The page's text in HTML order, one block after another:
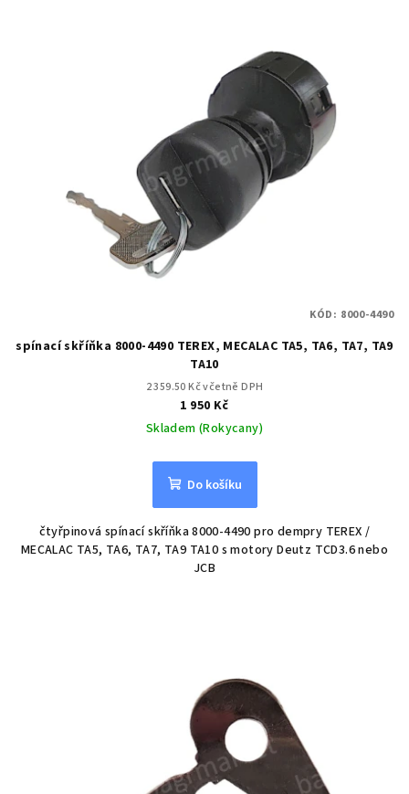
spínací skříňka 8000-4490 TEREX, MECALAC TA5, TA6, TA7, TA9
TA10
2 359.50 Kč včetně DPH
1 950 Kč
Skladem (Rokycany)
Do košíku
čtyřpinová spínací skříňka 8000-4490 pro dempry TEREX /
MECALAC TA5, TA6, TA7, TA9 TA10 s motory Deutz TCD3.6 nebo
JCB
KÓD: 8000-4490